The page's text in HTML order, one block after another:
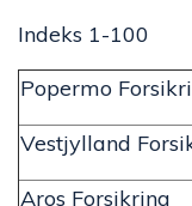
Indeks 1-100
Popermo
Vestjylland
Aros Forsikring